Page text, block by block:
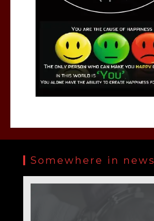
Somewhere in news